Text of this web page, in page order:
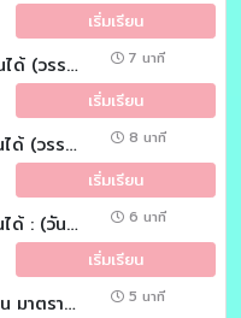
เริ่มเรียน
- EP.14 : หลักเกณฑ์เกี่ยวกับแหล่งเงินได้ (วรรคสอง แหล่งเงินได้ต่างประเทศ) : (วันละมาตรา) 7 นาที
เริ่มเรียน
- EP.13 : หลักเกณฑ์เกี่ยวกับแหล่งเงินได้ (วรรคหนึ่ง แหล่งเงินได้ในประเทศไทย) : (วันละมาตรา) 8 นาที
เริ่มเรียน
- EP.12 : หลักเกณฑ์เกี่ยวกับแหล่งเงินได้ : (วันละมาตรา) 6 นาที
เริ่มเรียน
- EP.11 : ประเภทของเงินได้พึงประเมิน มาตรา 40 (8) : (วันละมาตรา) 5 นาที